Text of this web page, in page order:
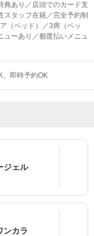
典あり／店頭でのカード支
タッフ在籍／完全予約制
（ベッド）／3席（ベッ
ューあり／都度払いメニュ
即時予約OK
ジェル
ンカラ